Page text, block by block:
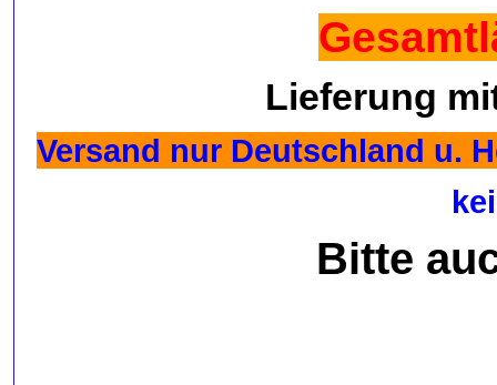
Lieferung
Versand nur Deutschland u.
Bitte